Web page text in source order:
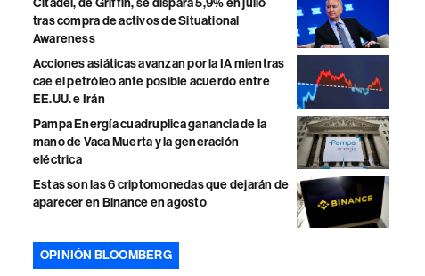
tras compra de activos de Situational
Awareness
Acciones asiáticas avanzan por la IA mientras
cae el petróleo ante posible acuerdo entre
EE.UU. e Irán
Pampa Energía cuadruplica ganancia de la
mano de Vaca Muerta y la generación
eléctrica
Estas son las 6 criptomonedas que dejarán de
aparecer en Binance en agosto
OPINIÓN BLOOMBERG